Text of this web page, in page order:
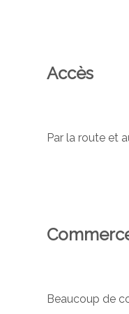
Accès
Par la route et
Beaucoup de